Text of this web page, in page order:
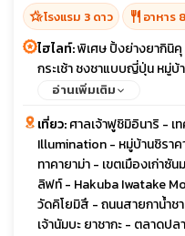
hotel_classโรงแรม 3 ดาว restaurant อาหาร
ไฮไลท์:พิเศษ ปิ้งย่างยากินิคุ
กระเช้า ชงชาแบบญี่ปุ่น หมู่บ้
อ่านเพิ่มเติม
เที่ยว:ศาลเจ้าฟูชิมิอินาริ -
Illumination - หมู่บ้านชิราคา
ทาคายาม่า - เขตเมืองเก่าซั
ลิฟท์ - Hakuba Iwatake
วัดคิโยมิสึ - ถนนสายกาน้ำ
เจ้านัมบะ ยาชากะ - ตลาดป